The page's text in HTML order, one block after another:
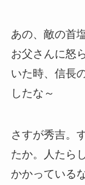
あの、敵の首
お父さんに怒
いた時、信長
したな～
さすが秀吉。
たか。人たら
かかっているな